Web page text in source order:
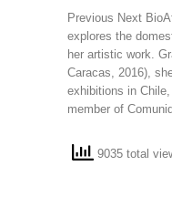
Previous Next
explores the
her artistic work.
Caracas, 2016),
exhibitions in
member of
9035 total